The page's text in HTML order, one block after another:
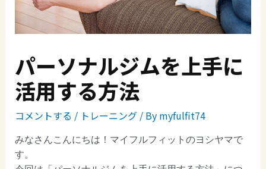
パーソナルジムを上手に
活用する方法
コメントする / トレーニング/ By myfulfit74
みなさんこんにちは！マイフルフィットのヨシヤマで
す。